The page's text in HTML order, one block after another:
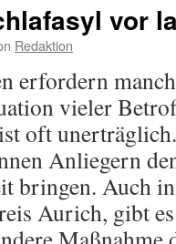
vor
Redaktion
erfordern
vieler
oft
Anliegern
bringen. Auch
Aurich, gibt